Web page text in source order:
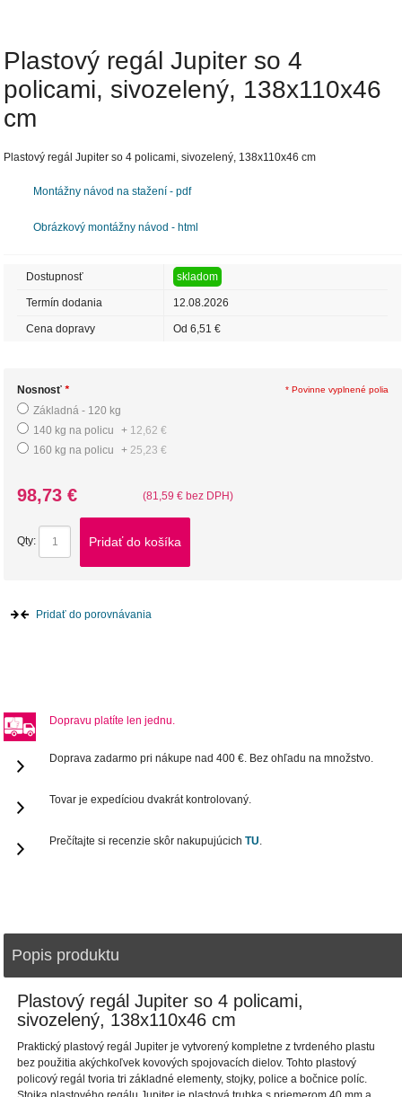
Plastový regál Jupiter so 4
policami, sivozelený, 138x110x46
cm
Plastový regál Jupiter so 4 policami, sivozelený, 138x110x46 cm
Montážny návod na stažení - pdf
Obrázkový montážny návod - html
Dostupnosť skladom
Termín dodania 12.08.2026
Cena dopravy Od 6,51 €
*
Nosnosť
Základná - 120 kg
140 kg na policu
+ 12,62 €
160 kg na policu
+ 25,23 €
* Povinne vyplnené polia
98,73 € (81,59 € bez DPH)
Qty: Pridať do košíka
Pridať do porovnávania
Dopravu platíte len jednu.
Doprava zadarmo pri nákupe nad 400 €. Bez ohľadu na množstvo.
Tovar je expedíciou dvakrát kontrolovaný.
Prečítajte si recenzie skôr nakupujúcichTU.
Popis produktu
Plastový regál Jupiter so 4 policami,
sivozelený, 138x110x46 cm
Praktický plastový regál Jupiter je vytvorený kompletne z tvrdeného plastu
bez použitia akýchkoľvek kovových spojovacích dielov. Tohto plastový
policový regál tvoria tri základné elementy, stojky, police a bočnice políc.